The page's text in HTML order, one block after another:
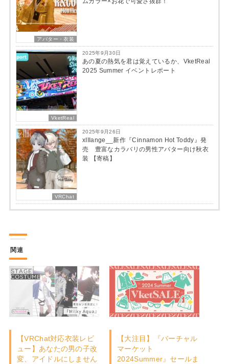
アバター・衣装
VketReal
2025年9月30日
あの夏の熱気を君は覚えているか、VketReal
2025 Summer イベントレポート
VRChat
2025年9月26日
xIIIange__新作『Cinnamon Hot Toddy』発
売 豊富なカラバリの男性アバター向け秋衣
装 【寄稿】
関連
【VRChat対応衣装レビ
ュー】あなたの男の子改
変、アイドルにしません
【大注目】『バーチャル
マーケット
2024Summer』セールま